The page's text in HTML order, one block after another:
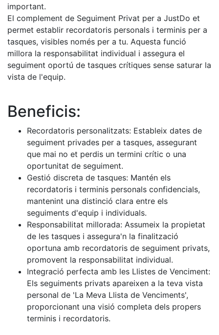
important.
El complement de Seguiment Privat per a JustDo et
permet establir recordatoris personals i terminis per a
tasques, visibles només per a tu. Aquesta funció
millora la responsabilitat individual i assegura el
seguiment oportú de tasques crítiques sense saturar la
vista de l'equip.
Beneficis:
Recordatoris personalitzats: Estableix dates de
seguiment privades per a tasques, assegurant
que mai no et perdis un termini crític o una
oportunitat de seguiment.
Gestió discreta de tasques: Mantén els
recordatoris i terminis personals confidencials,
mantenint una distinció clara entre els
seguiments d'equip i individuals.
Responsabilitat millorada: Assumeix la propietat
de les tasques i assegura'n la finalització
oportuna amb recordatoris de seguiment privats,
promovent la responsabilitat individual.
Integració perfecta amb les Llistes de Venciment:
Els seguiments privats apareixen a la teva vista
personal de 'La Meva Llista de Venciments',
proporcionant una visió completa dels propers
terminis i recordatoris.